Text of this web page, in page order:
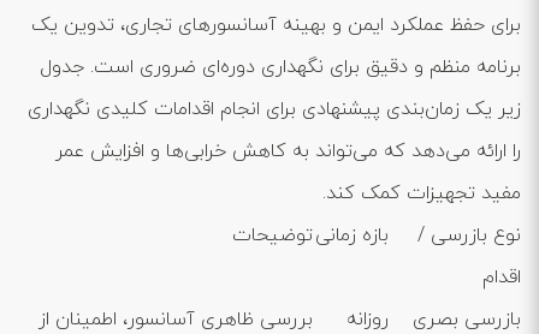
برای حفظ عملکرد ایمن و بهینه آسانسورهای تجاری، تدوین یک
برنامه منظم و دقیق برای نگهداری دوره‌ای ضروری است. جدول
زیر یک زمان‌بندی پیشنهادی برای انجام اقدامات کلیدی نگهداری
را ارائه می‌دهد که می‌تواند به کاهش خرابی‌ها و افزایش عمر
مفید تجهیزات کمک کند.
نوع بازرسی /
اقدام
بازه زمانیتوضیحات
بازرسی بصری روزانه
بررسی ظاهری آسانسور، اطمینان از